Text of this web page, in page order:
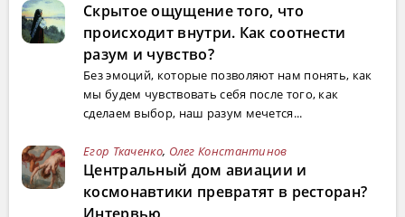
Скрытое ощущение того, что
происходит внутри. Как соотнести
разум и чувство?
Без эмоций, которые позволяют нам понять, как
мы будем чувствовать себя после того, как
сделаем выбор, наш разум мечется...
Егор Ткаченко, Олег Константинов
Центральный дом авиации и
космонавтики превратят в ресторан?